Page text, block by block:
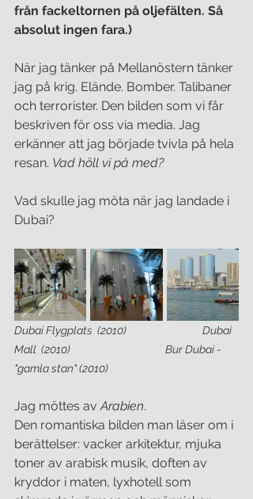
från fackeltornen på oljefälten. Så
absolut ingen fara.)
När jag tänker på Mellanöstern tänker
jag på krig. Elände. Bomber. Talibaner
och terrorister. Den bilden som vi får
beskriven för oss via media. Jag
erkänner att jag började tvivla på hela
resan. Vad höll vi på med?
Vad skulle jag möta när jag landade i
Dubai?
Dubai Flygplats  (2010)                                Dubai
Mall  (2010)                                        Bur Dubai -
"gamla stan" (2010)
Jag möttes av Arabien.
Den romantiska bilden man läser om i
berättelser: vacker arkitektur, mjuka
toner av arabisk musik, doften av
kryddor i maten, lyxhotell som